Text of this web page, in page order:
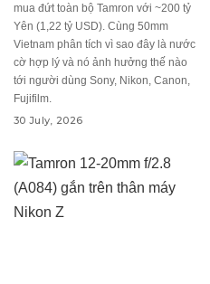
mua đứt toàn bộ Tamron với ~200 tỷ
Yên (1,22 tỷ USD). Cùng 50mm
Vietnam phân tích vì sao đây là nước
cờ hợp lý và nó ảnh hưởng thế nào
tới người dùng Sony, Nikon, Canon,
Fujifilm.
30 July, 2026